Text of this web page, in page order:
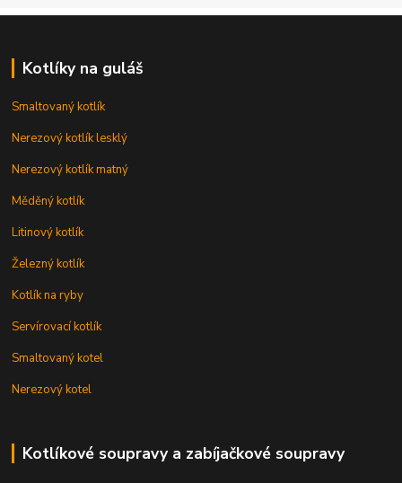
Kotlíky na guláš
Smaltovaný kotlík
Nerezový kotlík lesklý
Nerezový kotlík matný
Měděný kotlík
Litinový kotlík
Železný kotlík
Kotlík na ryby
Servírovací kotlík
Smaltovaný kotel
Nerezový kotel
Kotlíkové soupravy a zabíjačkové soupravy